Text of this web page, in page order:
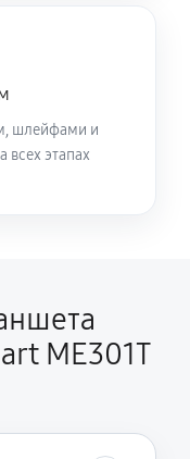
шлейфами и
всех этапах
ME301T